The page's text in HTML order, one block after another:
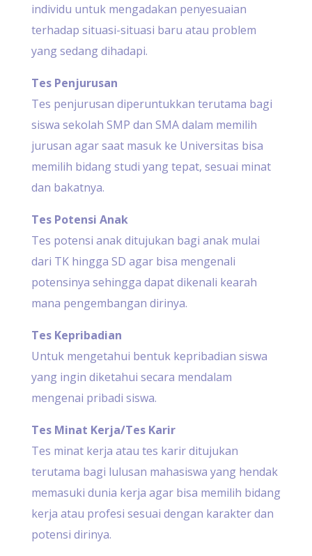
individu untuk mengadakan penyesuaian
terhadap situasi-situasi baru atau problem
yang sedang dihadapi.
Tes Penjurusan
Tes penjurusan diperuntukkan terutama bagi
siswa sekolah SMP dan SMA dalam memilih
jurusan agar saat masuk ke Universitas bisa
memilih bidang studi yang tepat, sesuai minat
dan bakatnya.
Tes Potensi Anak
Tes potensi anak ditujukan bagi anak mulai
dari TK hingga SD agar bisa mengenali
potensinya sehingga dapat dikenali kearah
mana pengembangan dirinya.
Tes Kepribadian
Untuk mengetahui bentuk kepribadian siswa
yang ingin diketahui secara mendalam
mengenai pribadi siswa.
Tes Minat Kerja/Tes Karir
Tes minat kerja atau tes karir ditujukan
terutama bagi lulusan mahasiswa yang hendak
memasuki dunia kerja agar bisa memilih bidang
kerja atau profesi sesuai dengan karakter dan
potensi dirinya.